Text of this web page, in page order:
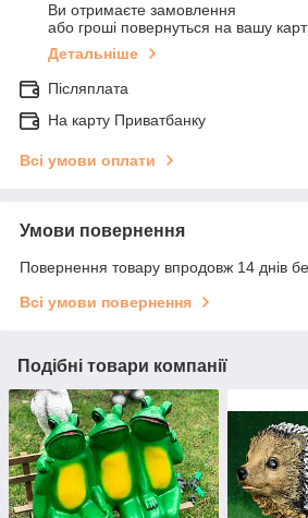
Ви отримаєте замовлення
або гроші повернуться на вашу
Детальніше
Післяплата
На карту Приватбанку
Всі умови оплати
Умови повернення
Повернення товару впродовж 14 днів
Всі умови повернення
Подібні товари компанії